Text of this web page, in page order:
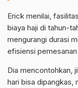
Erick menilai,
biaya haji di tahun-
mengurangi durasi
efisiensi
Dia mencontohkan,
hari bisa dipangkas,